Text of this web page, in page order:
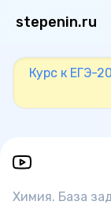
stepenin.ru
Курс к ЕГЭ-
Химия. База